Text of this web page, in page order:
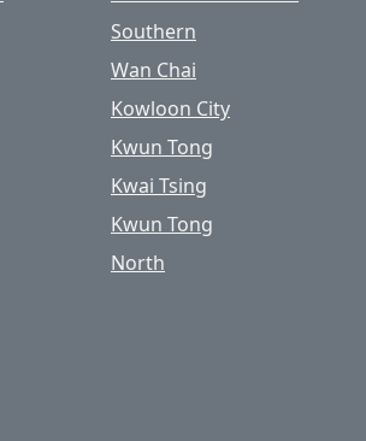
Southern
Wan Chai
Kowloon City
Kwun Tong
Kwai Tsing
Kwun Tong
North